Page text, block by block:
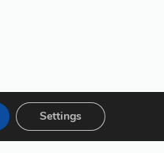
Settings